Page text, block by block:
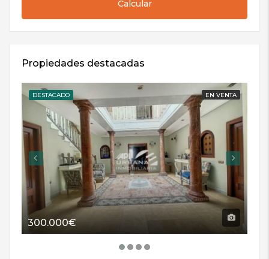
Calcular
Propiedades destacadas
DESTACADO EN VENTA
300.000€